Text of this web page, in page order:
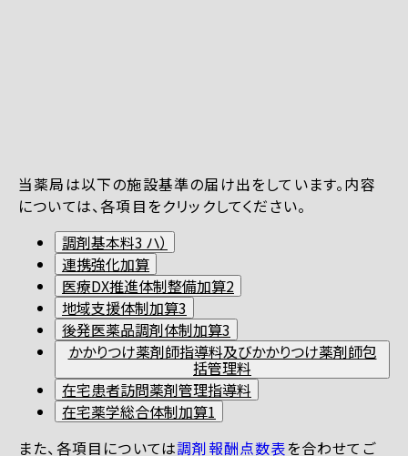
当薬局は以下の施設基準の届け出をしています。内容
については、各項目をクリックしてください。
調剤基本料3 ハ）
連携強化加算
医療DX推進体制整備加算2
地域支援体制加算3
後発医薬品調剤体制加算3
かかりつけ薬剤師指導料及びかかりつけ薬剤師包
括管理料
在宅患者訪問薬剤管理指導料
在宅薬学総合体制加算1
また、各項目については調剤報酬点数表を合わせてご